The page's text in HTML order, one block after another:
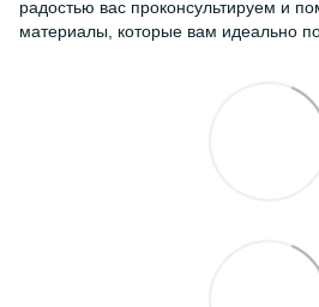
радостью вас проконсультируем и
материалы, которые вам идеально